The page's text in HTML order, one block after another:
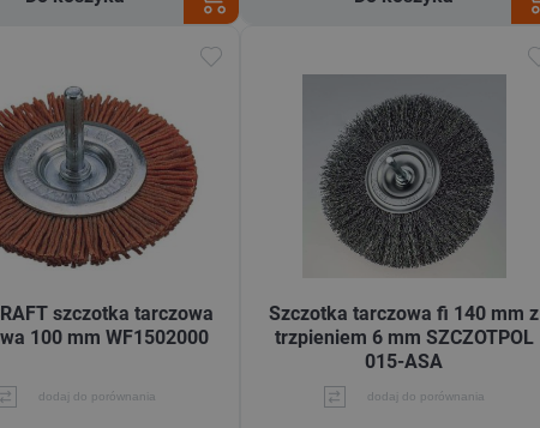
szczotka tarczowa
100 mm WF1502000
dodaj do porównania
Szczotka tarczowa fi 140 mm z
trzpieniem 6 mm SZCZOTPOL
015-ASA
dodaj do porównania